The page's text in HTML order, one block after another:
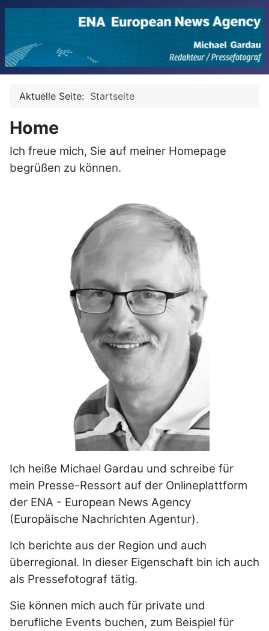
Aktuelle Seite: Startseite
Home
Ich freue mich, Sie auf meiner Homepage
begrüßen zu können.
Ich heiße Michael Gardau und schreibe für
mein Presse-Ressort auf der Onlineplattform
der ENA - European News Agency
(Europäische Nachrichten Agentur).
Ich berichte aus der Region und auch
überregional. In dieser Eigenschaft bin ich auch
als Pressefotograf tätig.
Sie können mich auch für private und
berufliche Events buchen, zum Beispiel für